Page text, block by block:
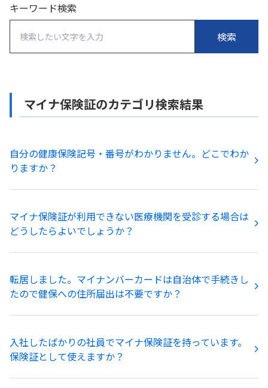
キーワード検索
マイナ保険証のカテゴリ検索結果
自分の健康保険記号・番号がわかりません。どこでわか
りますか？
マイナ保険証が利用できない医療機関を受診する場合は
どうしたらよいでしょうか？
転居しました。マイナンバーカードは自治体で手続きし
たので健保への住所届出は不要ですか？
入社したばかりの社員でマイナ保険証を持っています。
保険証として使えますか？